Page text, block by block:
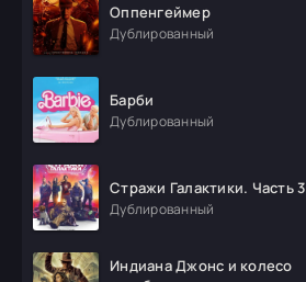
Оппенгеймер
Дублированный
Барби
Дублированный
Стражи Галактики. Часть 3
Дублированный
Индиана Джонс и колесо